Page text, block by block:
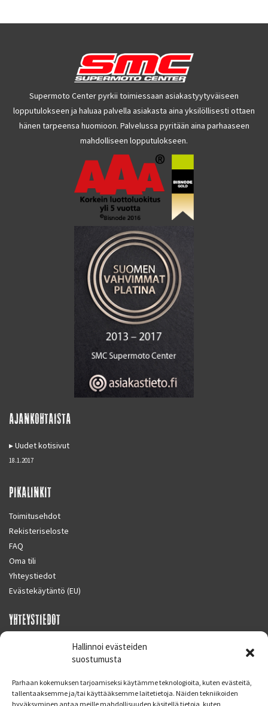
Hallinnoi evästeiden
suostumusta
Parhaan kokemuksen tarjoamiseksi käytämme teknologioita, kuten evästeitä,
tallentaaksemme ja/tai käyttääksemme laitetietoja. Näiden tekniikoiden
hyväksyminen antaa meille mahdollisuuden käsitellä tietoja, kuten
Supermoto Center pyrkii toimiessaan asiakastyytyväiseen
lopputulokseen ja haluaa palvella asiakasta aina yksilöllisesti ottaen
hänen tarpeensa huomioon. Palvelussa pyritään aina parhaaseen
mahdolliseen lopputulokseen.
AJANKOHTAISTA
Uudet kotisivut
18.1.2017
PIKALINKIT
Toimitusehdot
Rekisteriseloste
FAQ
Oma tili
Yhteystiedot
Evästekäytäntö (EU)
YHTEYSTIEDOT
SUPERMOTO CENTER
Finland